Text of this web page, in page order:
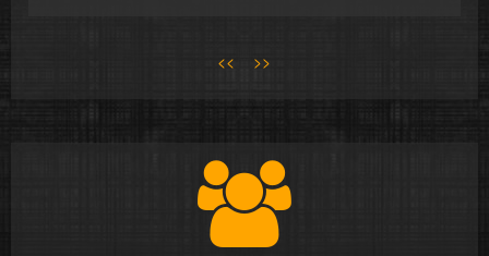
<< >>